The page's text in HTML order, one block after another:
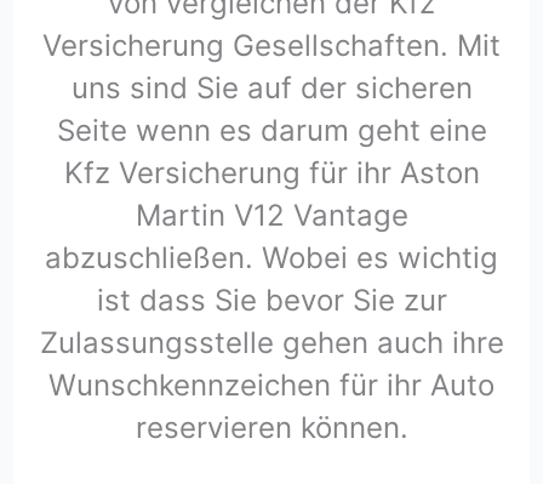
Versicherung Gesellschaften. Mit
uns sind Sie auf der sicheren
Seite wenn es darum geht eine
Kfz Versicherung für ihr Aston
Martin V12 Vantage
abzuschließen. Wobei es wichtig
ist dass Sie bevor Sie zur
Zulassungsstelle gehen auch ihre
Wunschkennzeichen für ihr Auto
reservieren können.